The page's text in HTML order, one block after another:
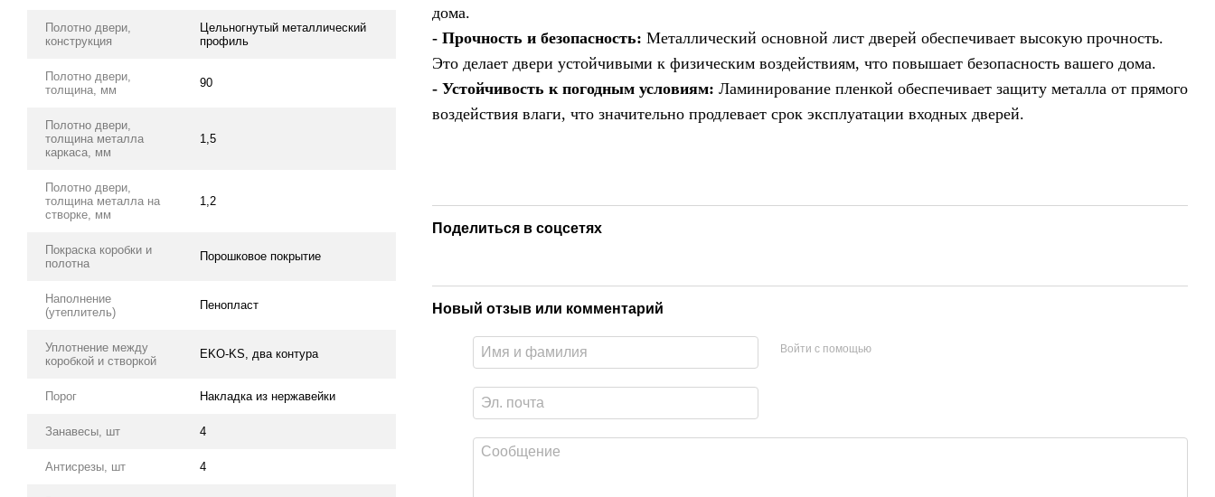
Полотно двери,
конструкция
Цельногнутый металлический
профиль
Полотно двери,
толщина, мм
90
Полотно двери,
толщина металла
каркаса, мм
1,5
Полотно двери,
толщина металла на
створке, мм
1,2
Покраска коробки и
полотна
Порошковое покрытие
Наполнение
(утеплитель)
Пенопласт
Уплотнение между
коробкой и створкой
EKO-KS, два контура
Порог Накладка из нержавейки
Занавесы, шт 4
Антисрезы, шт 4
дома.
- Прочность и безопасность: Металлический основной лист дверей обеспечивает высокую прочность.
Это делает двери устойчивыми к физическим воздействиям, что повышает безопасность вашего дома.
- Устойчивость к погодным условиям: Ламинирование пленкой обеспечивает защиту металла от прямого
воздействия влаги, что значительно продлевает срок эксплуатации входных дверей.
Поделиться в соцсетях
Новый отзыв или комментарий
Войти с помощью